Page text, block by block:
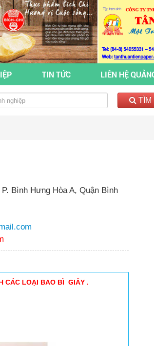
TIN TỨC LIÊN HỆ
TÌM
Bình Hưng Hòa A, Quận Bình
CÁC LOẠI BAO BÌ GIẤY .